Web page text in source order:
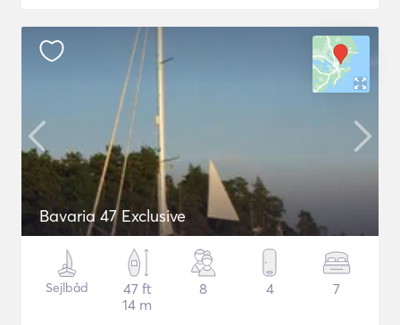
Bavaria 47 Exclusive
Sejlbåd
47 ft
14 m
8 4 7